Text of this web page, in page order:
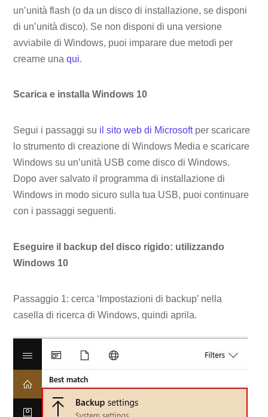
un’unità flash (o da un disco di installazione, se disponi
di un’unità disco). Se non disponi di una versione
avviabile di Windows, puoi imparare due metodi per
crearne unaqui.
Scarica e installa Windows 10
Segui i passaggi su il sito web di Microsoftper scaricare
lo strumento di creazione di Windows Media e scaricare
Windows su un’unità USB come disco di Windows.
Dopo aver salvato il programma di installazione di
Windows in modo sicuro sulla tua USB, puoi continuare
con i passaggi seguenti.
Eseguire il backup del disco rigido: utilizzando
Windows 10
Passaggio 1: cerca ‘Impostazioni di backup’ nella
casella di ricerca di Windows, quindi aprila.